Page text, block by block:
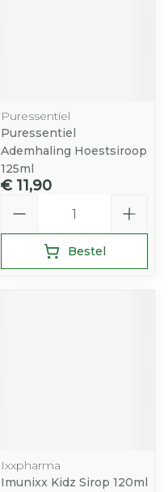
Puressentiel
Puressentiel
Ademhaling Hoestsiroop
125ml
€ 11,90
Bestel
Ixxpharma
Imunixx Kidz Sirop 120ml